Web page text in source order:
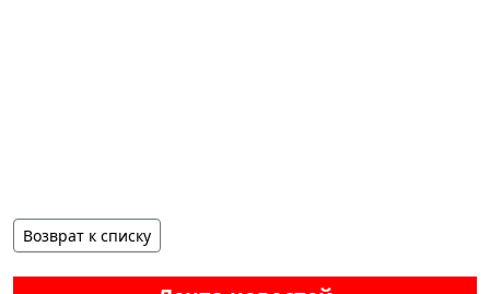
Возврат к списку